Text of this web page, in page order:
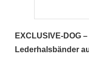
EXCLUSIVE-DOG
Lederhalsbänder